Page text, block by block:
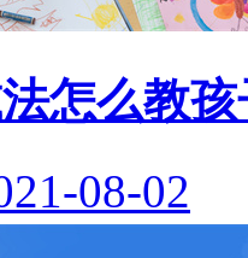
怎么教
08-02